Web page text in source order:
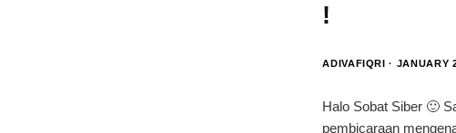
!
ADIVAFIQRI JANUARY
Halo Sobat Siber 🙂
pembicaraan